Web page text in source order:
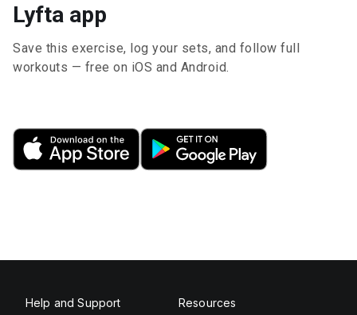
Lyfta app
Save this exercise, log your sets, and follow full
workouts — free on iOS and Android.
Help and Support Resources